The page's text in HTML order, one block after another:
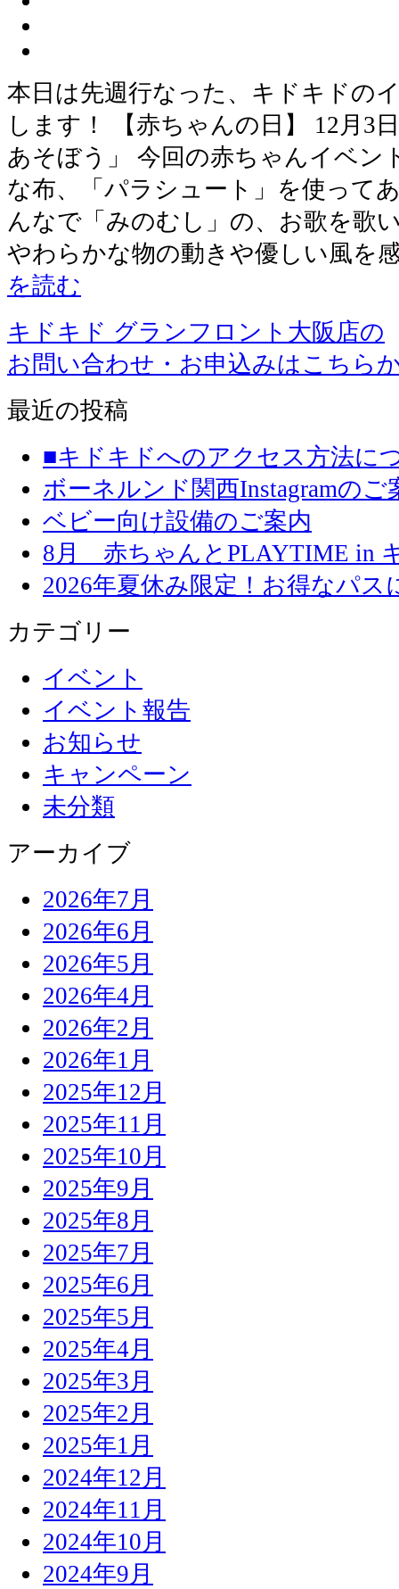
本日は先週行なった、キドキドの
します！ 【赤ちゃんの日】 12月3
あそぼう」 今回の赤ちゃんイベン
な布、「パラシュート」を使って
んなで「みのむし」の、お歌を歌
やわらかな物の動きや優しい風を
を読む
キドキド グランフロント大阪店の
お問い合わせ・お申込みはこちら
最近の投稿
■キドキドへのアクセス方法に
ボーネルンド関西Instagramのご
ベビー向け設備のご案内
8月 赤ちゃんとPLAYTIME in
2026年夏休み限定！お得なパス
カテゴリー
イベント
イベント報告
お知らせ
キャンペーン
未分類
アーカイブ
2026年7月
2026年6月
2026年5月
2026年4月
2026年2月
2026年1月
2025年12月
2025年11月
2025年10月
2025年9月
2025年8月
2025年7月
2025年6月
2025年5月
2025年4月
2025年3月
2025年2月
2025年1月
2024年12月
2024年11月
2024年10月
2024年9月